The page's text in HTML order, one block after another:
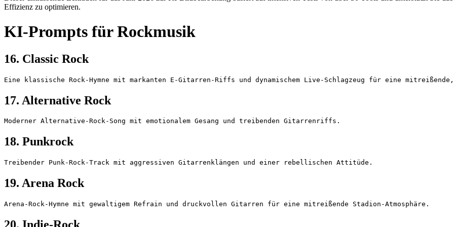
Effizienz zu optimieren.
KI-Prompts für Rockmusik
16. Classic Rock
Eine klassische Rock-Hymne mit markanten E-Gitarren-Riffs und dynamischem Live-Schlagzeug für eine
17. Alternative Rock
Moderner Alternative-Rock-Song mit emotionalem Gesang und treibenden Gitarrenriffs.
18. Punkrock
Treibender Punk-Rock-Track mit aggressiven Gitarrenklängen und einer rebellischen Attitüde.
19. Arena Rock
Arena-Rock-Hymne mit gewaltigem Refrain und druckvollen Gitarren für eine mitreißende Stadion-Atmosphäre.